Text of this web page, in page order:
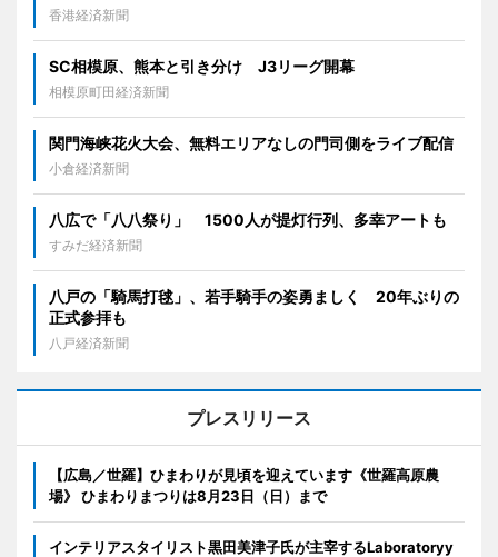
香港経済新聞
SC相模原、熊本と引き分け J3リーグ開幕
相模原町田経済新聞
関門海峡花火大会、無料エリアなしの門司側をライブ配信
小倉経済新聞
八広で「八八祭り」 1500人が提灯行列、多幸アートも
すみだ経済新聞
八戸の「騎馬打毬」、若手騎手の姿勇ましく 20年ぶりの
正式参拝も
八戸経済新聞
プレスリリース
【広島／世羅】ひまわりが見頃を迎えています《世羅高原農
場》 ひまわりまつりは8月23日（日）まで
インテリアスタイリスト黒田美津子氏が主宰するLaboratoryy